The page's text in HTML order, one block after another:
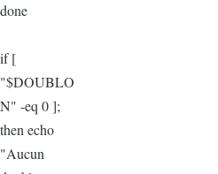
done
if [
"$DOUBLO
N" -eq 0 ];
then echo
"Aucun